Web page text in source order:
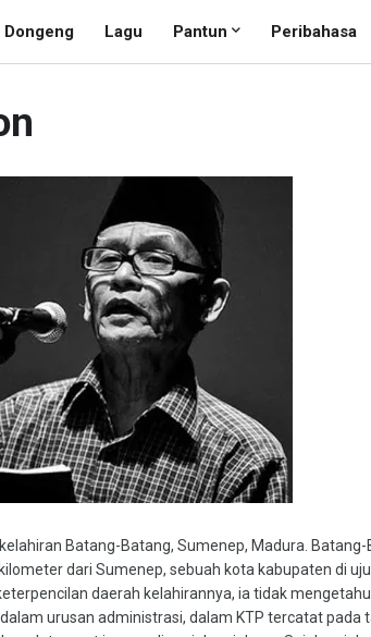
Dongeng Lagu Pantun Peribahasa
Batang-Batang, Sumenep, Madura.
dari Sumenep, sebuah kota kabupaten di
daerah kelahirannya, ia tidak
urusan administrasi, dalam KTP tercatat pada